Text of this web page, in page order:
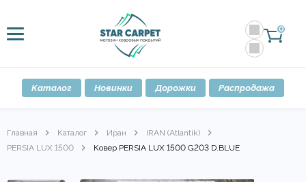
0
Каталог Новинки Дорожки Распродажа
Главная Каталог Иран
IRAN (Atlantik)
PERSIA LUX 1500
Ковер PERSIA LUX 1500 G203 D.BLUE